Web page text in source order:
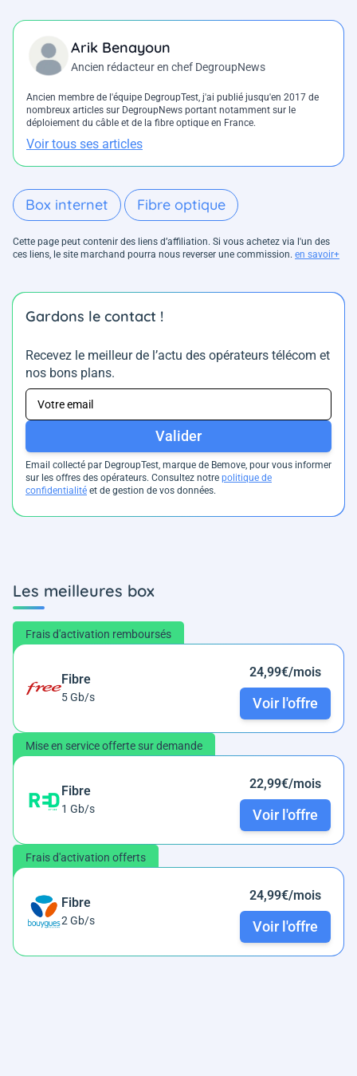
Arik Benayoun
Ancien rédacteur en chef DegroupNews
Ancien membre de l'équipe DegroupTest, j'ai publié jusqu'en 2017 de
nombreux articles sur DegroupNews portant notamment sur le
déploiement du câble et de la fibre optique en France.
Voir tous ses articles
Box internet Fibre optique
Cette page peut contenir des liens d’affiliation. Si vous achetez via l'un des
ces liens, le site marchand pourra nous reverser une commission. en savoir+
Gardons le contact !
Recevez le meilleur de l’actu des opérateurs télécom et
nos bons plans.
Valider
Email collecté par DegroupTest, marque de Bemove, pour vous informer
sur les offres des opérateurs. Consultez notre politique de
confidentialité et de gestion de vos données.
Les meilleures box
Frais d'activation remboursés
Fibre
5 Gb/s
24,99€/mois
Voir l'offre
Mise en service offerte sur demande
Fibre
1 Gb/s
22,99€/mois
Voir l'offre
Frais d'activation offerts
Fibre
2 Gb/s
24,99€/mois
Voir l'offre